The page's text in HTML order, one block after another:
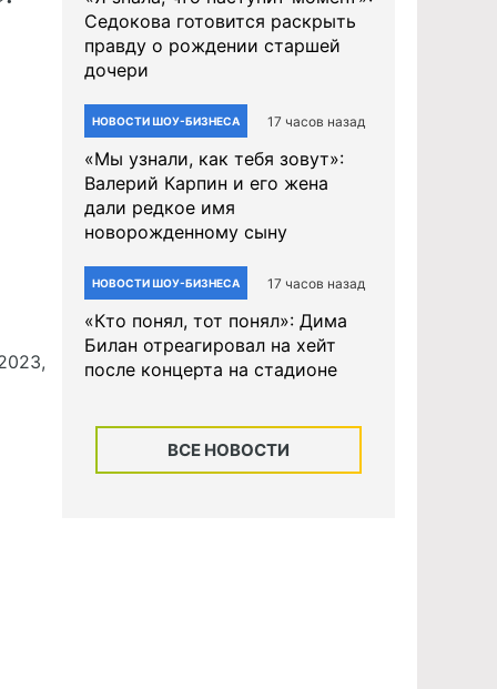
Седокова готовится раскрыть
правду о рождении старшей
дочери
НОВОСТИ ШОУ-БИЗНЕСА 17 часов назад
«Мы узнали, как тебя зовут»:
Валерий Карпин и его жена
дали редкое имя
новорожденному сыну
НОВОСТИ ШОУ-БИЗНЕСА 17 часов назад
«Кто понял, тот понял»: Дима
Билан отреагировал на хейт
после концерта на стадионе
ВСЕ НОВОСТИ